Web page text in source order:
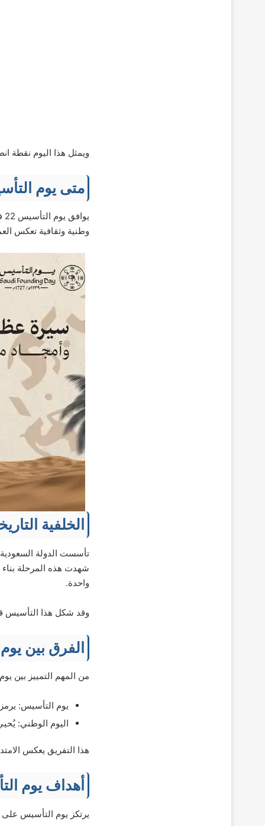
ويمثل هذا اليوم نقطة
متى يوم
وطنية وثقافية تعكس
الخلفية
تأسست الدولة السعودية الأولى عام 1139هـ (1727م) في الدرعية، التي كانت
شهدت هذه المرحلة
واحدة.
وقد شكل هذا التأسيس
الفرق بين
من المهم التمييز بين
يوم التأسيس: يرمز
اليوم الوطني: يُحيي ذكرى
هذا التفريق يعكس
أهداف يوم
يرتكز يوم التأسيس على